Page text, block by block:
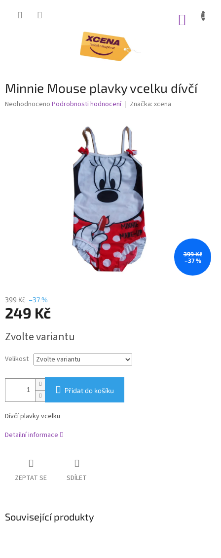
Minnie Mouse plavky vcelku dívčí
Průměrné
Neohodnoceno Podrobnosti hodnocení Značka: xcena
399 Kč
–37 %
399 Kč –37 %
249 Kč
cena:
Zvolte variantu
Velikost
Přidat do košíku
Dívčí plavky vcelku
Detailní informace
ZEPTAT SE SDÍLET
Související produkty